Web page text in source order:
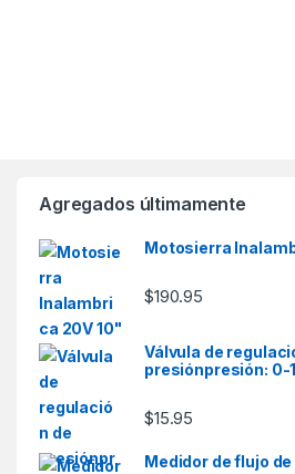
Agregados últimamente
Motosierra
$190.95
Válvula de
presiónpresión: 0-
$15.95
Medidor de flujo